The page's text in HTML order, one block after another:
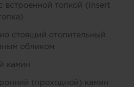
встроенной топкой (Insert
стоящий отопительный
обликом
камин
(проходной) камин